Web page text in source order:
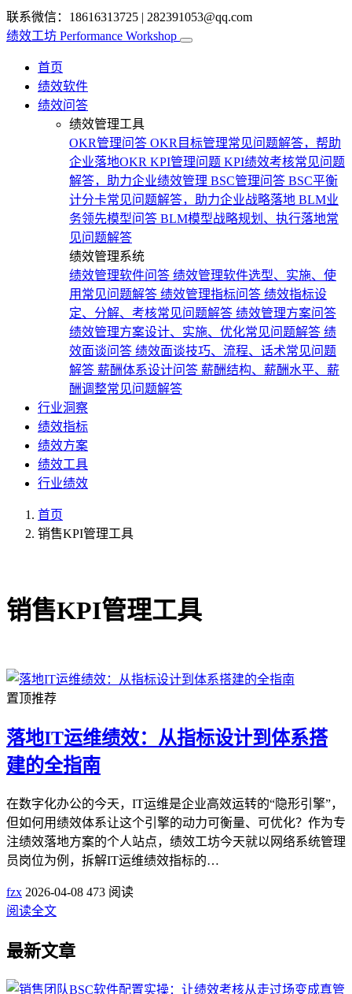
联系微信：18616313725 | 282391053@qq.com
绩效工坊 Performance Workshop
首页
绩效软件
绩效问答
绩效管理工具
OKR管理问答 OKR目标管理常见问题解答，帮助
企业落地OKR KPI管理问题 KPI绩效考核常见问题
解答，助力企业绩效管理 BSC管理问答 BSC平衡
计分卡常见问题解答，助力企业战略落地 BLM业
务领先模型问答 BLM模型战略规划、执行落地常
见问题解答
绩效管理系统
绩效管理软件问答 绩效管理软件选型、实施、使
用常见问题解答 绩效管理指标问答 绩效指标设
定、分解、考核常见问题解答 绩效管理方案问答
绩效管理方案设计、实施、优化常见问题解答 绩
效面谈问答 绩效面谈技巧、流程、话术常见问题
解答 薪酬体系设计问答 薪酬结构、薪酬水平、薪
酬调整常见问题解答
行业洞察
绩效指标
绩效方案
绩效工具
行业绩效
首页
销售KPI管理工具
销售KPI管理工具
置顶推荐
落地IT运维绩效：从指标设计到体系搭
建的全指南
在数字化办公的今天，IT运维是企业高效运转的“隐形引擎”，
但如何用绩效体系让这个引擎的动力可衡量、可优化？作为专
注绩效落地方案的个人站点，绩效工坊今天就以网络系统管理
员岗位为例，拆解IT运维绩效指标的…
fzx 2026-04-08 473 阅读
阅读全文
最新文章